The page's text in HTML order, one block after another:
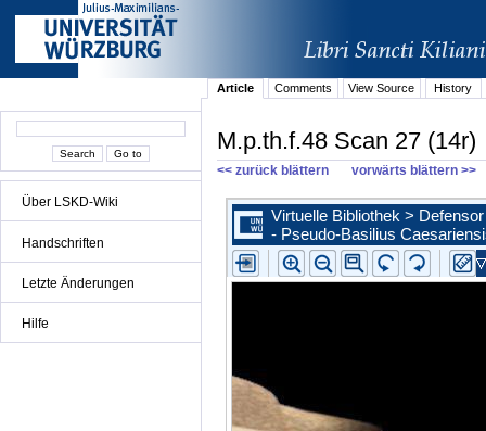
Über LSKD-Wiki
Handschriften
Letzte Änderungen
Hilfe
Article Comments View Source History
M.p.th.f.48 Scan 27 (14r)
<< zurück blättern vorwärts blättern >>